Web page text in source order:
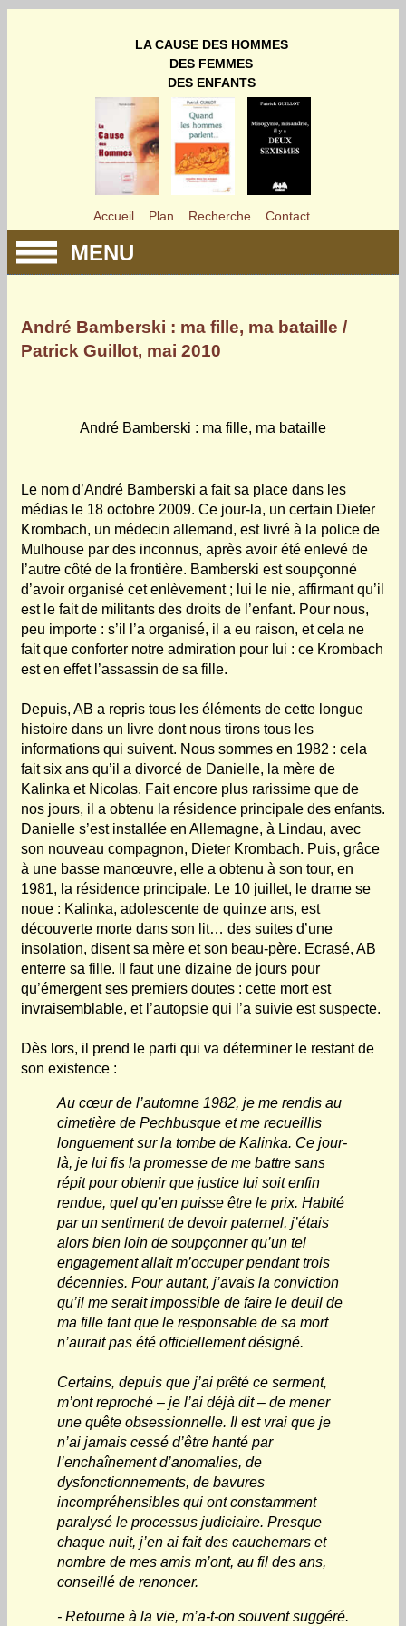
LA CAUSE DES HOMMES
DES FEMMES
DES ENFANTS
André Bamberski : ma fille, ma bataille /
Patrick Guillot, mai 2010
André Bamberski : ma fille, ma bataille
Le nom d’André Bamberski a fait sa place dans les
médias le 18 octobre 2009. Ce jour-la, un certain Dieter
Krombach, un médecin allemand, est livré à la police de
Mulhouse par des inconnus, après avoir été enlevé de
l’autre côté de la frontière. Bamberski est soupçonné
d’avoir organisé cet enlèvement ; lui le nie, affirmant qu’il
est le fait de militants des droits de l’enfant. Pour nous,
peu importe : s’il l’a organisé, il a eu raison, et cela ne
fait que conforter notre admiration pour lui : ce Krombach
est en effet l’assassin de sa fille.
Depuis, AB a repris tous les éléments de cette longue
histoire dans un livre dont nous tirons tous les
informations qui suivent. Nous sommes en 1982 : cela
fait six ans qu’il a divorcé de Danielle, la mère de
Kalinka et Nicolas. Fait encore plus rarissime que de
nos jours, il a obtenu la résidence principale des enfants.
Danielle s’est installée en Allemagne, à Lindau, avec
son nouveau compagnon, Dieter Krombach. Puis, grâce
à une basse manœuvre, elle a obtenu à son tour, en
1981, la résidence principale. Le 10 juillet, le drame se
noue : Kalinka, adolescente de quinze ans, est
découverte morte dans son lit… des suites d’une
insolation, disent sa mère et son beau-père. Ecrasé, AB
enterre sa fille. Il faut une dizaine de jours pour
qu’émergent ses premiers doutes : cette mort est
invraisemblable, et l’autopsie qui l’a suivie est suspecte.
Dès lors, il prend le parti qui va déterminer le restant de
son existence :
Au cœur de l’automne 1982, je me rendis au
cimetière de Pechbusque et me recueillis
longuement sur la tombe de Kalinka. Ce jour-
là, je lui fis la promesse de me battre sans
répit pour obtenir que justice lui soit enfin
rendue, quel qu’en puisse être le prix. Habité
par un sentiment de devoir paternel, j’étais
alors bien loin de soupçonner qu’un tel
engagement allait m’occuper pendant trois
décennies. Pour autant, j’avais la conviction
qu’il me serait impossible de faire le deuil de
ma fille tant que le responsable de sa mort
n’aurait pas été officiellement désigné.
Certains, depuis que j’ai prêté ce serment,
m’ont reproché – je l’ai déjà dit – de mener
une quête obsessionnelle. Il est vrai que je
n’ai jamais cessé d’être hanté par
l’enchaînement d’anomalies, de
dysfonctionnements, de bavures
incompréhensibles qui ont constamment
paralysé le processus judiciaire. Presque
chaque nuit, j’en ai fait des cauchemars et
nombre de mes amis m’ont, au fil des ans,
conseillé de renoncer.
- Retourne à la vie, m’a-t-on souvent suggéré.
MENU
Accueil Plan Recherche Contact